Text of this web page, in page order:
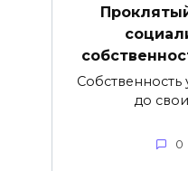
Собственность
до
0